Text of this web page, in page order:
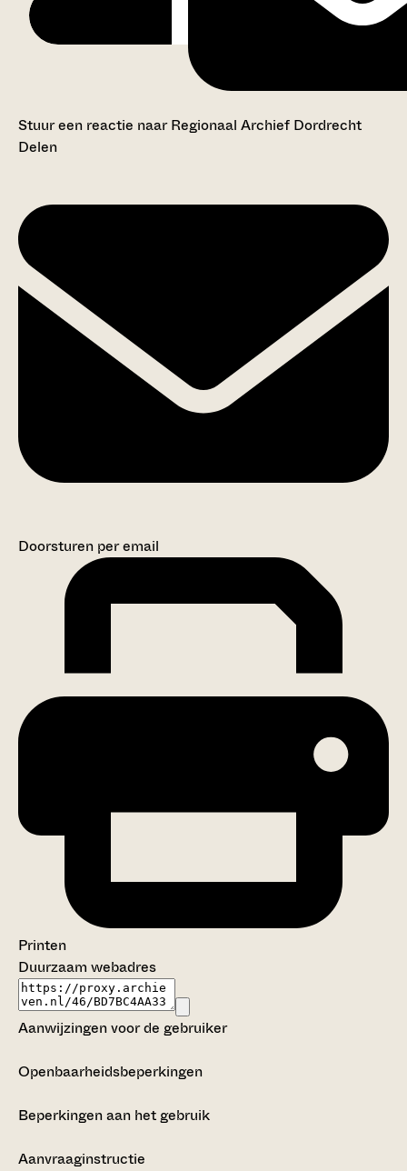
Stuur een reactie naar Regionaal Archief Dordrecht
Delen
Doorsturen per email
Printen
Duurzaam webadres
Aanwijzingen voor de gebruiker
Openbaarheidsbeperkingen
Beperkingen aan het gebruik
Aanvraaginstructie